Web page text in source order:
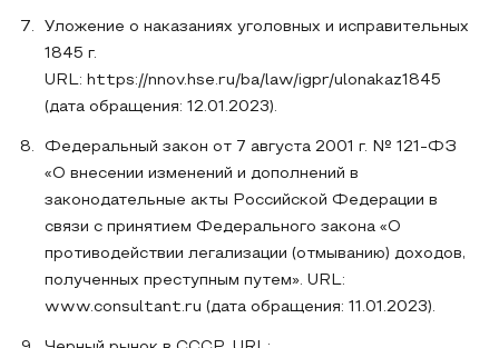
Уложение о наказаниях уголовных и исправительных
1845 г.
URL: https://nnov.hse.ru/ba/law/igpr/ulonakaz1845
(дата обращения: 12.01.2023).
Федеральный закон от 7 августа 2001 г. № 121-ФЗ
«О внесении изменений и дополнений в
законодательные акты Российской Федерации в
связи с принятием Федерального закона «О
противодействии легализации (отмыванию) доходов,
полученных преступным путем». URL:
www.consultant.ru (дата обращения: 11.01.2023).